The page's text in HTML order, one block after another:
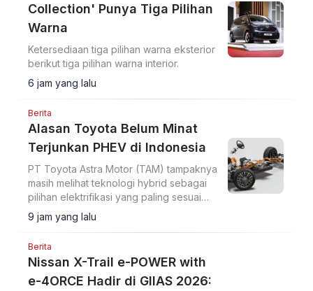
Collection' Punya Tiga Pilihan
Warna
Ketersediaan tiga pilihan warna eksterior
berikut tiga pilihan warna interior.
6 jam yang lalu
Berita
Alasan Toyota Belum Minat
Terjunkan PHEV di Indonesia
PT Toyota Astra Motor (TAM) tampaknya
masih melihat teknologi hybrid sebagai
pilihan elektrifikasi yang paling sesuai
untuk pasar Indonesia.
9 jam yang lalu
Berita
Nissan X-Trail e-POWER with
e-4ORCE Hadir di GIIAS 2026: